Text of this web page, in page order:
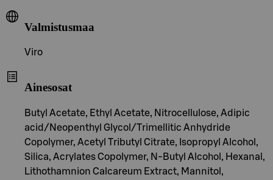
Valmistusmaa
Viro
Ainesosat
Butyl Acetate, Ethyl Acetate, Nitrocellulose, Adipic
acid/Neopenthyl Glycol/Trimellitic Anhydride
Copolymer, Acetyl Tributyl Citrate, Isopropyl Alcohol,
Silica, Acrylates Copolymer, N-Butyl Alcohol, Hexanal,
Lithothamnion Calcareum Extract, Mannitol,